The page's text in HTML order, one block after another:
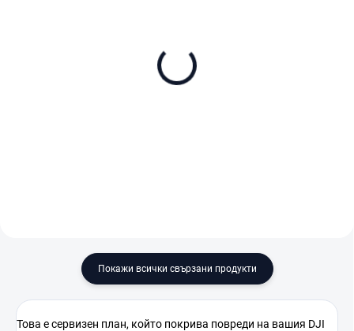
Покажи всички свързани продукти
Това е сервизен план, който покрива повреди на вашия DJI